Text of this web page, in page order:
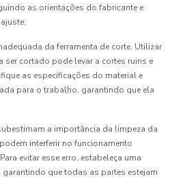
as orientações do fabricante e
da ferramenta de corte. Utilizar
ser cortado pode levar a cortes ruins e
as especificações do material e
para o trabalho, garantindo que ela
a importância da limpeza da
interferir no funcionamento
evitar esse erro, estabeleça uma
que todas as partes estejam